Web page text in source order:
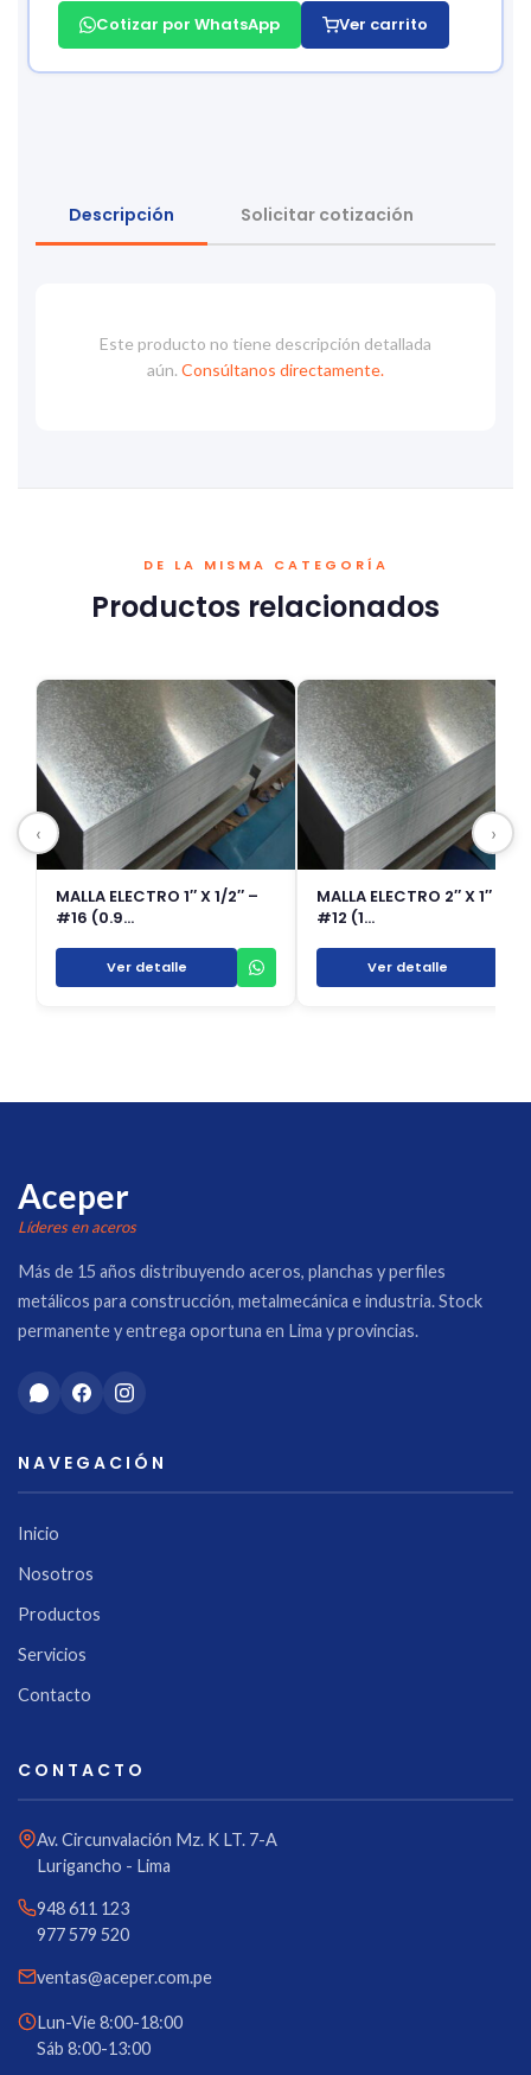
Cotizar por WhatsApp Ver carrito
Descripción Solicitar cotización
Este producto no tiene descripción detallada
aún. Consúltanos directamente.
DE LA MISMA CATEGORÍA
Productos relacionados
MALLA ELECTRO 1″ X 1/2″ –
#16 (0.9…
Ver detalle
MALLA ELECTRO 2″ X 1″ –
#12 (1…
Ver detalle
‹ ›
Aceper
Líderes en aceros
Más de 15 años distribuyendo aceros, planchas y perfiles
metálicos para construcción, metalmecánica e industria. Stock
permanente y entrega oportuna en Lima y provincias.
NAVEGACIÓN
Inicio
Nosotros
Productos
Servicios
Contacto
CONTACTO
Av. Circunvalación Mz. K LT. 7-A
Lurigancho - Lima
948 611 123
977 579 520
ventas@aceper.com.pe
Lun-Vie 8:00-18:00
Sáb 8:00-13:00